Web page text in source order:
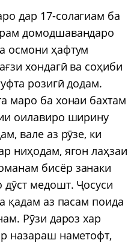
дар 17-солагиам ба
домодшавандаро
осмони ҳафтум
хондагӣ ва соҳиби
розигӣ додам.
маро ба хонаи бахтам
оилавиро ширину
вале аз рӯзе, ки
ниҳодам, ягон лаҳзаи
бисёр занаки
медошт. Ҷосуси
қадам аз пасам поида
Рӯзи дароз хар
назараш наметофт,